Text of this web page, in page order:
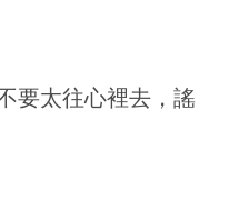
要太往心裡去，謠